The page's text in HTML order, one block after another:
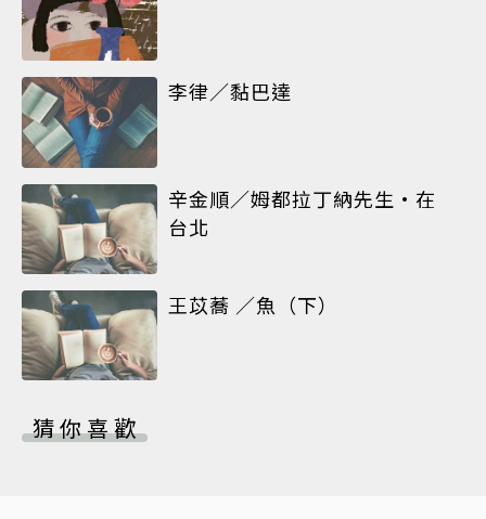
李律／黏巴達
辛金順／姆都拉丁納先生•在
台北
王苡蕎 ／魚（下）
猜你喜歡